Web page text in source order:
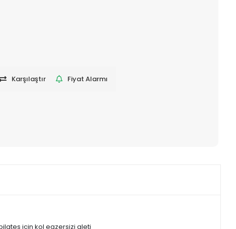
Karşılaştır Fiyat Alarmı
için kol egzersizi aleti